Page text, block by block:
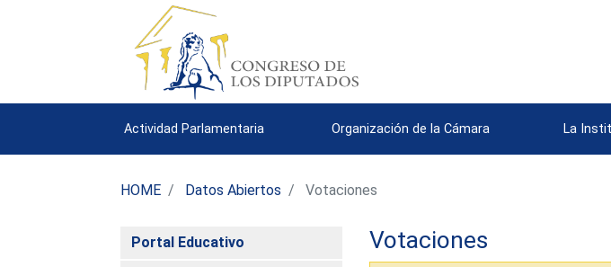
Actividad Parlamentaria Organización de la Cámara La
HOME Datos Abiertos Votaciones
Portal Educativo
Votaciones